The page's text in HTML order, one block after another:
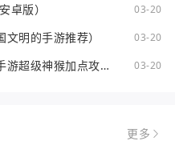
卓版） 03-20
明的手游推荐） 03-20
游超级神猴加点攻
03-20
更多